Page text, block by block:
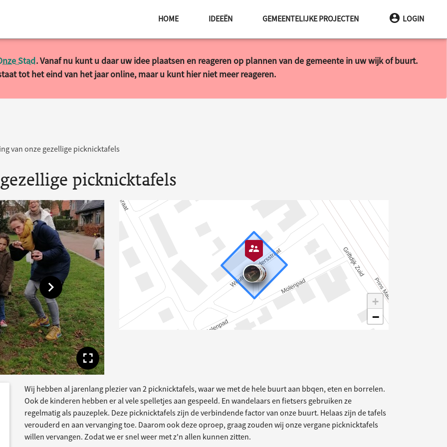
HOME IDEEËN GEMEENTELIJKE PROJECTEN LOGIN
Stad. Vanaf nu kunt u daar uw idee plaatsen en reageren op plannen van de gemeente in uw wijk of buurt.
tot het eind van het jaar online, maar u kunt hier niet meer reageren.
van onze gezellige picknicktafels
picknicktafels
Toon volgende afbeelding
Toon volledige afbeelding
+
−
Wij hebben al jarenlang plezier van 2 picknicktafels, waar we met de hele buurt aan bbqen, eten en borrelen.
Ook de kinderen hebben er al vele spelletjes aan gespeeld. En wandelaars en fietsers gebruiken ze
regelmatig als pauzeplek. Deze picknicktafels zijn de verbindende factor van onze buurt. Helaas zijn de tafels
verouderd en aan vervanging toe. Daarom ook deze oproep, graag zouden wij onze vergane picknicktafels
willen vervangen. Zodat we er snel weer met z'n allen kunnen zitten.